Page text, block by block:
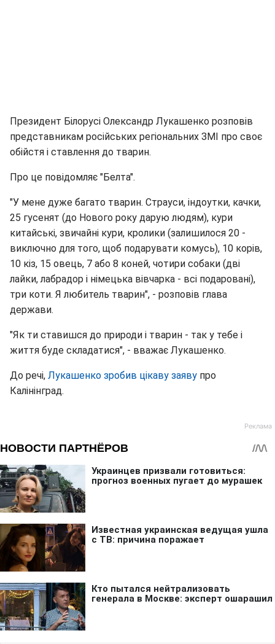
Президент Білорусі Олександр Лукашенко розповів
представникам російських регіональних ЗМІ про своє
обійстя і ставлення до тварин.
Про це повідомляє "Белта".
"У мене дуже багато тварин. Страуси, індоутки, качки,
25 гусенят (до Нового року дарую людям), кури
китайські, звичайні кури, кролики (залишилося 20 -
виключно для того, щоб подарувати комусь), 10 корів,
10 кіз, 15 овець, 7 або 8 коней, чотири собаки (дві
лайки, лабрадор і німецька вівчарка - всі подаровані),
три коти. Я любитель тварин", - розповів глава
держави.
"Як ти ставишся до природи і тварин - так у тебе і
життя буде складатися", - вважає Лукашенко.
До речі, Лукашенко зробив цікаву заяву про
Калінінград.